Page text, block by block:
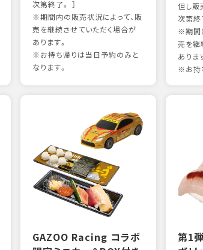
次第終了。 ］
※期間内の販売状況によって、販
売を継続させていただく場合が
あります。
※お持ち帰りは当日予約のみと
なります。
但し
次第終
※期間
売を継
ありま
※お持
GAZOO Racing コラボ
第1